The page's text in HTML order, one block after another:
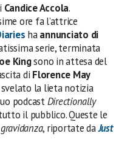
Candice Accola.
ore fa l’attrice
haannunciato di
serie, terminata
Kingsono in attesa del
di Florence May
la lieta notizia
podcastDirectionally
il pubblico. Queste le
gravidanza, riportate daJust